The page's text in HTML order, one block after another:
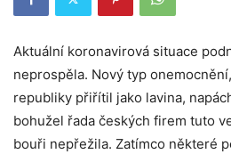
Aktuální koronavirová situace
neprospěla. Nový typ
republiky přiřítil jako lavina,
bohužel řada českých firem tuto
bouři nepřežila. Zatímco některé